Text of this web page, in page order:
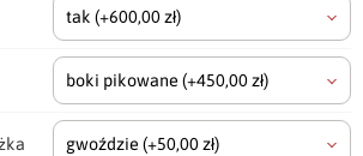
tak (+600,00 zł)
boki pikowane (+450,00 zł)
gwoździe (+50,00 zł)